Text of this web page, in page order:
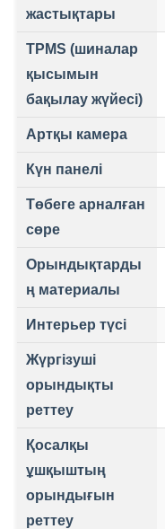
жастықтары
TPMS (шиналар
қысымын
бақылау жүйесі)
Артқы камера
Күн панелі
Төбеге арналған
сөре
Орындықтарды
ң материалы
Интерьер түсі
Жүргізуші
орындықты
реттеу
Қосалқы
ұшқыштың
орындығын
реттеу